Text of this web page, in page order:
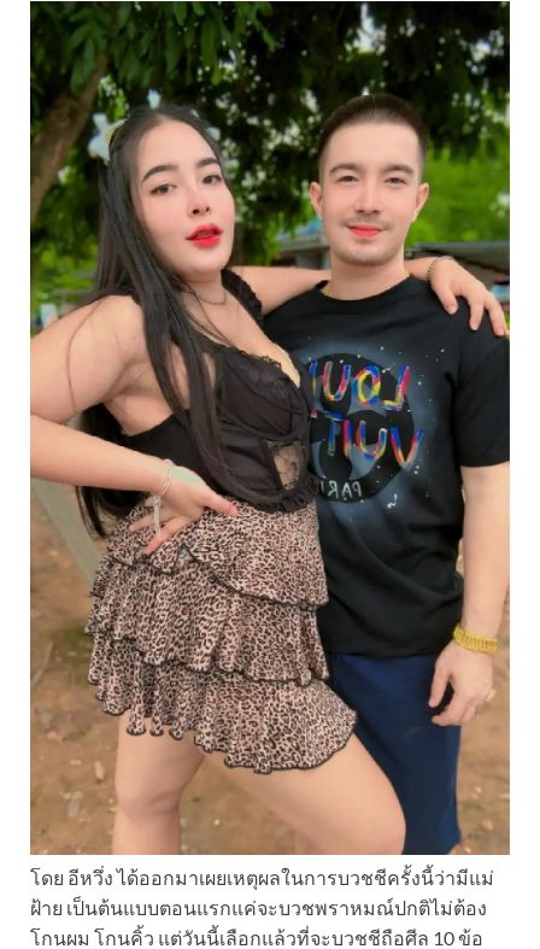
โดย อีหวึ่ง ได้ออกมาเผยเหตุผลในการบวชชีครั้งนี้ว่ามีแม่
ฝ้าย เป็นต้นแบบตอนแรกแค่จะบวชพราหมณ์ปกติไม่ต้อง
โกนผม โกนคิ้ว แต่วันนี้เลือกแล้วที่จะบวชชีถือศีล 10 ข้อ